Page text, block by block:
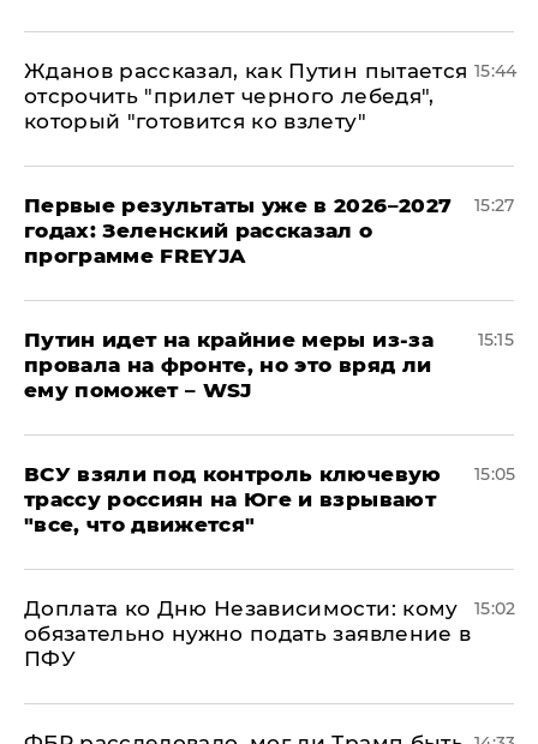
Жданов рассказал, как Путин пытается
отсрочить "прилет черного лебедя",
который "готовится ко взлету"
15:44
Первые результаты уже в 2026–2027
годах: Зеленский рассказал о
программе FREYJA
15:27
Путин идет на крайние меры из-за
провала на фронте, но это вряд ли
ему поможет – WSJ
15:15
ВСУ взяли под контроль ключевую
трассу россиян на Юге и взрывают
"все, что движется"
15:05
Доплата ко Дню Независимости: кому
обязательно нужно подать заявление в
ПФУ
15:02